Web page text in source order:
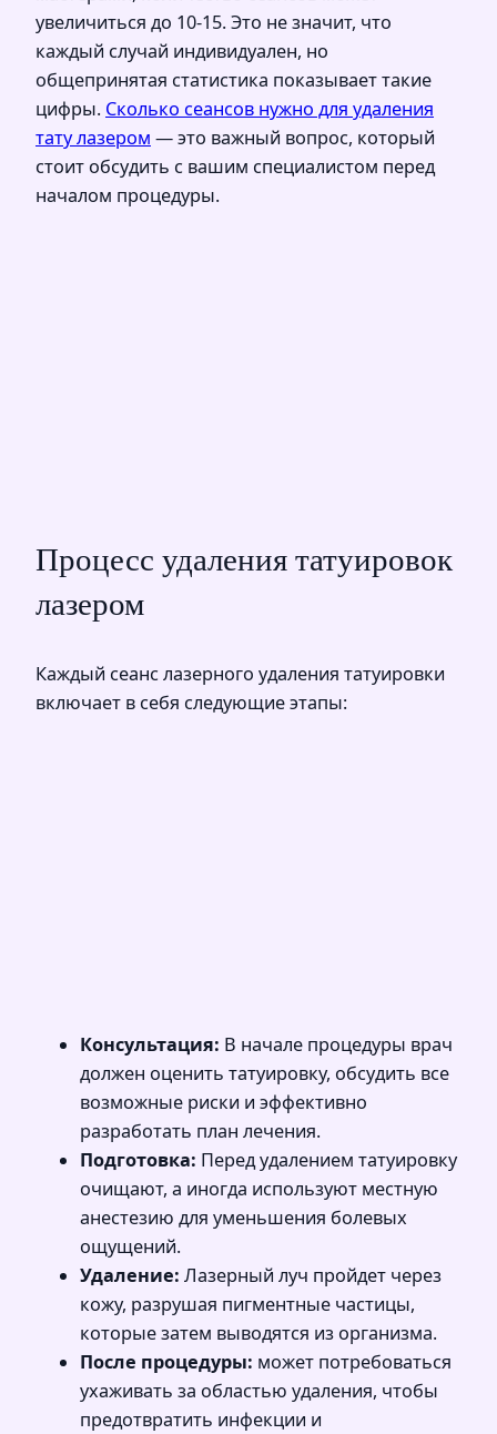
увеличиться до 10-15. Это не значит, что
каждый случай индивидуален, но
общепринятая статистика показывает такие
цифры. Сколько сеансов нужно для удаления
тату лазером — это важный вопрос, который
стоит обсудить с вашим специалистом перед
началом процедуры.
Процесс удаления татуировок
лазером
Каждый сеанс лазерного удаления татуировки
включает в себя следующие этапы:
Консультация: В начале процедуры врач
должен оценить татуировку, обсудить все
возможные риски и эффективно
разработать план лечения.
Подготовка: Перед удалением татуировку
очищают, а иногда используют местную
анестезию для уменьшения болевых
ощущений.
Удаление: Лазерный луч пройдет через
кожу, разрушая пигментные частицы,
которые затем выводятся из организма.
После процедуры: может потребоваться
ухаживать за областью удаления, чтобы
предотвратить инфекции и